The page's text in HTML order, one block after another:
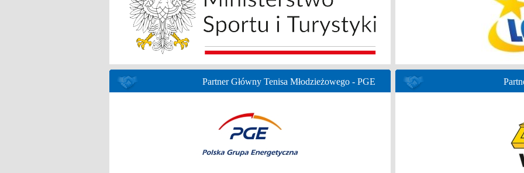
Partner Główny Tenisa Młodzieżowego - PGE